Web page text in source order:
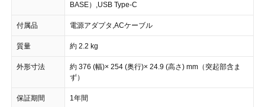
BASE）,USB Type-C
付属品 電源アダプタ,ACケーブル
質量 約 2.2 kg
外形寸法
約 376 (幅)× 254 (奥行)× 24.9 (高さ) mm（突起部含ま
ず）
保証期間 1年間